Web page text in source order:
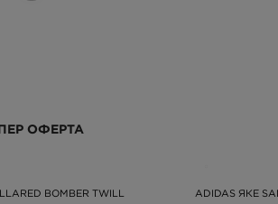
ОФЕРТА
BOMBER TWILL ADIDAS ЯКЕ